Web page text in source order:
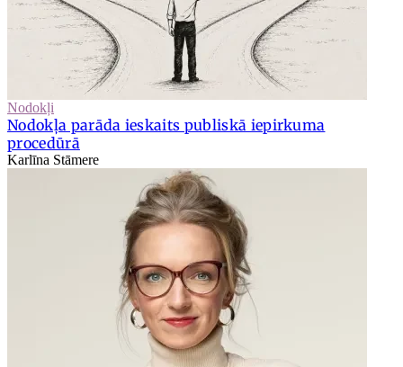
Nodokļi
Nodokļa parāda ieskaits publiskā iepirkuma
procedūrā
Karlīna Stāmere